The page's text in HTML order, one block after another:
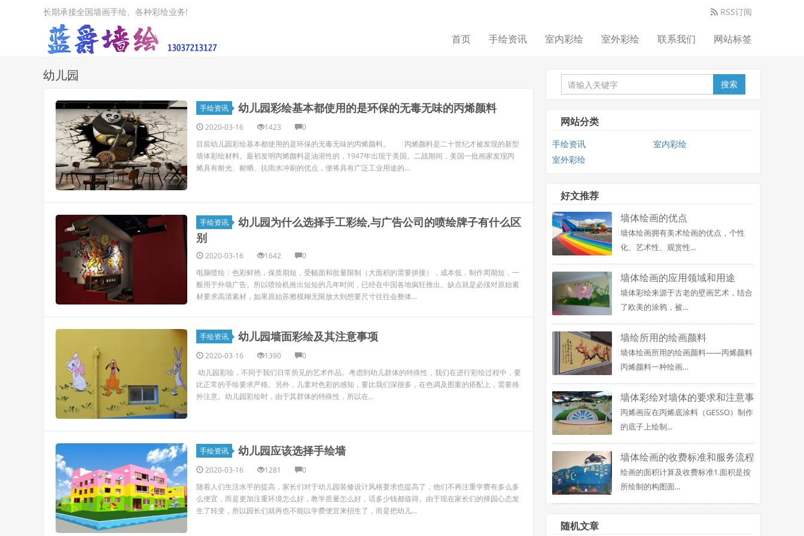
RSS订阅
长期承接全国墙画手绘、各种彩绘业务!
首页 手绘资讯 室内彩绘 室外彩绘 联系我们 网站标签
幼儿园
手绘资讯 幼儿园彩绘基本都使用的是环保的无毒无味的丙烯颜料
2020-03-16 1423
0
目前幼儿园彩绘基本都使用的是环保的无毒无味的丙烯颜料。 丙烯颜料是二十世纪才被发现的新型
墙体彩绘材料。最初发明丙烯颜料是油溶性的，1947年出现于美国。二战期间，美国一批画家发现丙
烯具有耐光、耐晒、抗雨水冲刷的优点，便将具有广泛工业用途的...
手绘资讯
幼儿园为什么选择手工彩绘,与广告公司的喷绘牌子有什么区
别
2020-03-16 1642
0
电脑喷绘：色彩鲜艳，保质期短，受幅面和批量限制（大面积的需要拼接），成本低，制作周期短，一
般用于外墙广告。所以喷绘机推出短短的几年时间，已经在中国各地疯狂推出。缺点就是必须对原始素
材要求高清素材，如果原始苏擦模糊无限放大到想要尺寸往往会整体...
手绘资讯 幼儿园墙面彩绘及其注意事项
2020-03-16 1390
0
幼儿园彩绘，不同于我们日常所见的艺术作品。考虑到幼儿群体的特殊性，我们在进行彩绘过程中，要
比正常的手绘要求严格。另外，儿童对色彩的感知，要比我们深很多，在色调及图案的搭配上，需要格
外注意。幼儿园彩绘时，由于其群体的特殊性，所以在...
手绘资讯 幼儿园应该选择手绘墙
2020-03-16 1281
0
随着人们生活水平的提高，家长们对于幼儿园装修设计风格要求也提高了，他们不再注重学费有多么多
么便宜，而是更加注重环境怎么好，教学质量怎么好，话多少钱都值得。由于现在家长们的择园心态发
生了转变，所以园长们就再也不能以学费便宜来招生了，而是把幼儿...
搜索
网站分类
手绘资讯
室内彩绘
室外彩绘
好文推荐
墙体绘画的优点
墙体绘画拥有美术绘画的优点，个性
化、艺术性、观赏性...
墙体绘画的应用领域和用途
墙体彩绘来源于古老的壁画艺术，结合
了欧美的涂鸦，被...
墙绘所用的绘画颜料
墙体绘画所用的绘画颜料——丙烯颜料
丙烯颜料一种绘画...
墙体彩绘对墙体的要求和注意事
项
丙烯画应在丙烯底涂料（GESSO）制作
的底子上绘制...
墙体绘画的收费标准和服务流程
绘画的面积计算及收费标准1.面积是按
所绘制的构图面...
随机文章